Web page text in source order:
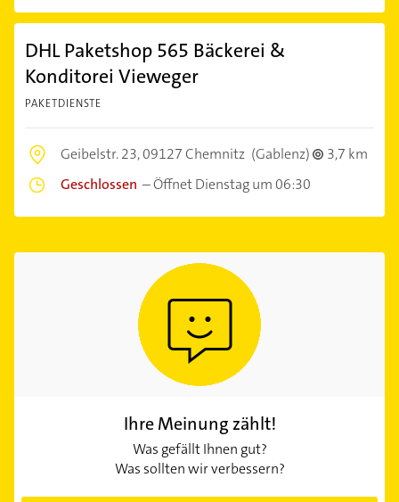
DHL Paketshop 565 Bäckerei &
Konditorei Vieweger
PAKETDIENSTE
Geibelstr. 23,09127 Chemnitz (Gablenz)
3,7 km
Geschlossen –Öffnet Dienstag um 06:30
Ihre Meinung zählt!
Was gefällt Ihnen gut?
Was sollten wir verbessern?